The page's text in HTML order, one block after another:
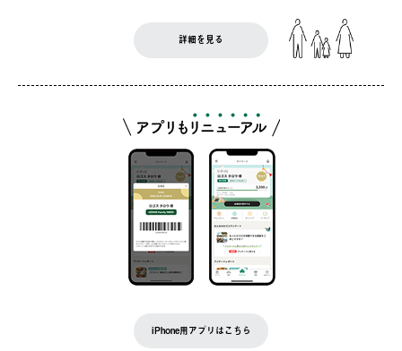
詳細を見る
iPhone用アプリはこちら